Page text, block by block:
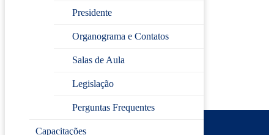
Presidente
Organograma e Contatos
Salas de Aula
Legislação
Perguntas Frequentes
Capacitações
Ferramentas Google